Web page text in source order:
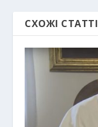
СХОЖІ СТАТТІ